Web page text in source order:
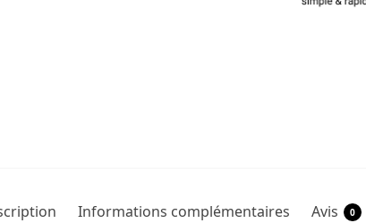
Informations complémentaires Avis 0